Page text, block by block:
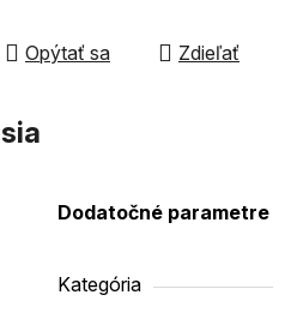
Opýtať sa Zdieľať
Dodatočné parametre
Kategória